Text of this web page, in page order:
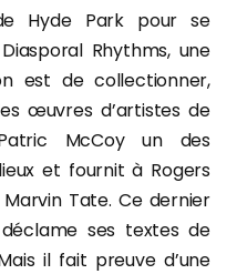
Hyde Park pour se
Rhythms, une
est de collectionner,
œuvres d’artistes de
McCoy un des
et fournit à Rogers
Tate. Ce dernier
ses textes de
il fait preuve d’une